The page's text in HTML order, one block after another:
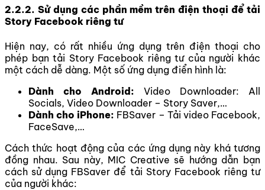
2.2.2. Sử dụng các phần mềm trên điện thoại để tải
Story Facebook riêng tư
Hiện nay, có rất nhiều ứng dụng trên điện thoại cho
phép bạn tải Story Facebook riêng tư của người khác
một cách dễ dàng. Một số ứng dụng điển hình là:
Dành cho Android: Video Downloader: All
Socials, Video Downloader – Story Saver,…
Dành cho iPhone: FBSaver – Tải video Facebook,
FaceSave,…
Cách thức hoạt động của các ứng dụng này khá tương
đồng nhau. Sau này, MIC Creative sẽ hướng dẫn bạn
cách sử dụng FBSaver để tải Story Facebook riêng tư
của người khác: